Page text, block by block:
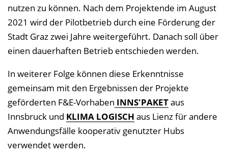
nutzen zu können. Nach dem Projektende im August
2021 wird der Pilotbetrieb durch eine Förderung der
Stadt Graz zwei Jahre weitergeführt. Danach soll über
einen dauerhaften Betrieb entschieden werden.
In weiterer Folge können diese Erkenntnisse
gemeinsam mit den Ergebnissen der Projekte
geförderten F&E-Vorhaben INNS'PAKETaus
Innsbruck und KLIMA LOGISCH aus Lienz für andere
Anwendungsfälle kooperativ genutzter Hubs
verwendet werden.